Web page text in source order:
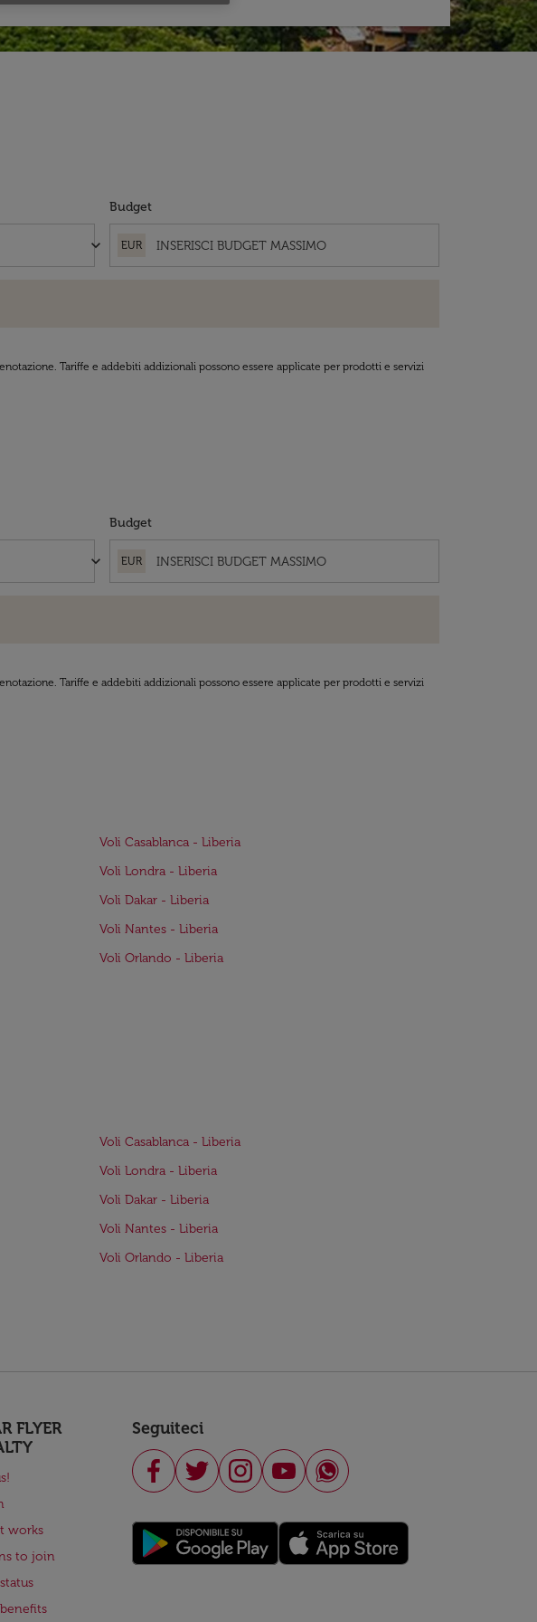
keyboard_arrow_down
Budget
EUR
Tariffe e addebiti addizionali possono essere applicate per prodotti e servizi
keyboard_arrow_down
Budget
EUR
Tariffe e addebiti addizionali possono essere applicate per prodotti e servizi
Voli Casablanca - Liberia
Voli Londra - Liberia
Voli Dakar - Liberia
Voli Nantes - Liberia
Voli Orlando - Liberia
Voli Casablanca - Liberia
Voli Londra - Liberia
Voli Dakar - Liberia
Voli Nantes - Liberia
Voli Orlando - Liberia
FLYER
works
to join
Seguiteci